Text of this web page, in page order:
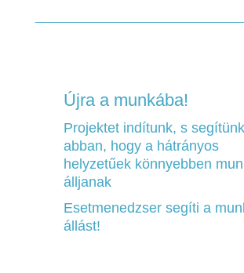
Újra a munkába!
Projektet indítunk, s segítünk
abban, hogy a hátrányos
helyzetűek könnyebben
álljanak
Esetmenedzser segíti a
állást!